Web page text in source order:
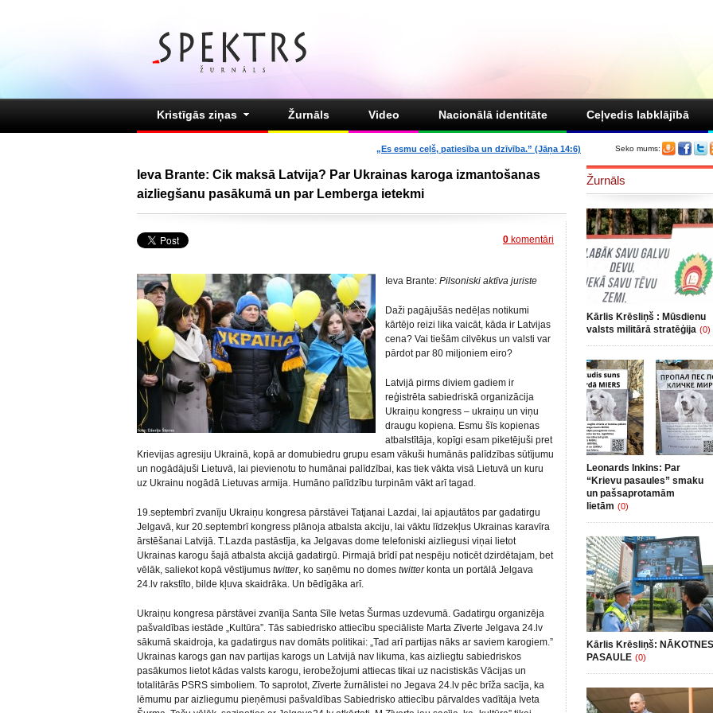
Kristīgās ziņas Žurnāls Video Nacionālā identitāte Ceļvedis labklājībā
Seko mums:
„Es esmu ceļš, patiesība un dzīvība.” (Jāņa 14:6)
Ieva Brante: Cik maksā Latvija? Par Ukrainas karoga izmantošanas
aizliegšanu pasākumā un par Lemberga ietekmi
0 komentāri
Ieva Brante: Pilsoniski aktīva juriste
Daži pagājušās nedēļas notikumi
kārtējo reizi lika vaicāt, kāda ir Latvijas
cena? Vai tiešām cilvēkus un valsti var
pārdot par 80 miljoniem eiro?
Latvijā pirms diviem gadiem ir
reģistrēta sabiedriskā organizācija
Ukraiņu kongress – ukraiņu un viņu
draugu kopiena. Esmu šīs kopienas
atbalstītāja, kopīgi esam piketējuši pret
Krievijas agresiju Ukrainā, kopā ar domubiedru grupu esam vākuši humānās palīdzības sūtījumu
un nogādājuši Lietuvā, lai pievienotu to humānai palīdzībai, kas tiek vākta visā Lietuvā un kuru
uz Ukrainu nogādā Lietuvas armija. Humāno palīdzību turpinām vākt arī tagad.
19.septembrī zvanīju Ukraiņu kongresa pārstāvei Tatjanai Lazdai, lai apjautātos par gadatirgu
Jelgavā, kur 20.septembrī kongress plānoja atbalsta akciju, lai vāktu līdzekļus Ukrainas karavīra
ārstēšanai Latvijā. T.Lazda pastāstīja, ka Jelgavas dome telefoniski aizliegusi viņai lietot
Ukrainas karogu šajā atbalsta akcijā gadatirgū. Pirmajā brīdī pat nespēju noticēt dzirdētajam, bet
vēlāk, saliekot kopā vēstījumus twitter, ko saņēmu no domes twitter konta un portālā Jelgava
24.lv rakstīto, bilde kļuva skaidrāka. Un bēdīgāka arī.
Ukraiņu kongresa pārstāvei zvanīja Santa Sīle Ivetas Šurmas uzdevumā. Gadatirgu organizēja
pašvaldības iestāde „Kultūra”. Tās sabiedrisko attiecību speciāliste Marta Zīverte Jelgava 24.lv
sākumā skaidroja, ka gadatirgus nav domāts politikai: „Tad arī partijas nāks ar saviem karogiem.”
Ukrainas karogs gan nav partijas karogs un Latvijā nav likuma, kas aizliegtu sabiedriskos
pasākumos lietot kādas valsts karogu, ierobežojumi attiecas tikai uz nacistiskās Vācijas un
totalitārās PSRS simboliem. To saprotot, Zīverte žurnālistei no Jegava 24.lv pēc brīža sacīja, ka
lēmumu par aizliegumu pieņēmusi pašvaldības Sabiedrisko attiecību pārvaldes vadītāja Iveta
Žurnāls
Kārlis Krēsliņš : Mūsdienu
valsts militārā stratēģija (0)
Leonards Inkins: Par
“Krievu pasaules” smaku
un pašsaprotamām
lietām (0)
Kārlis Krēsliņš: NĀKOTNES
PASAULE (0)